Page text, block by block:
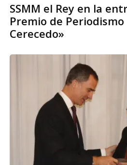
SSMM el Rey en la
Premio de Periodismo
Cerecedo»